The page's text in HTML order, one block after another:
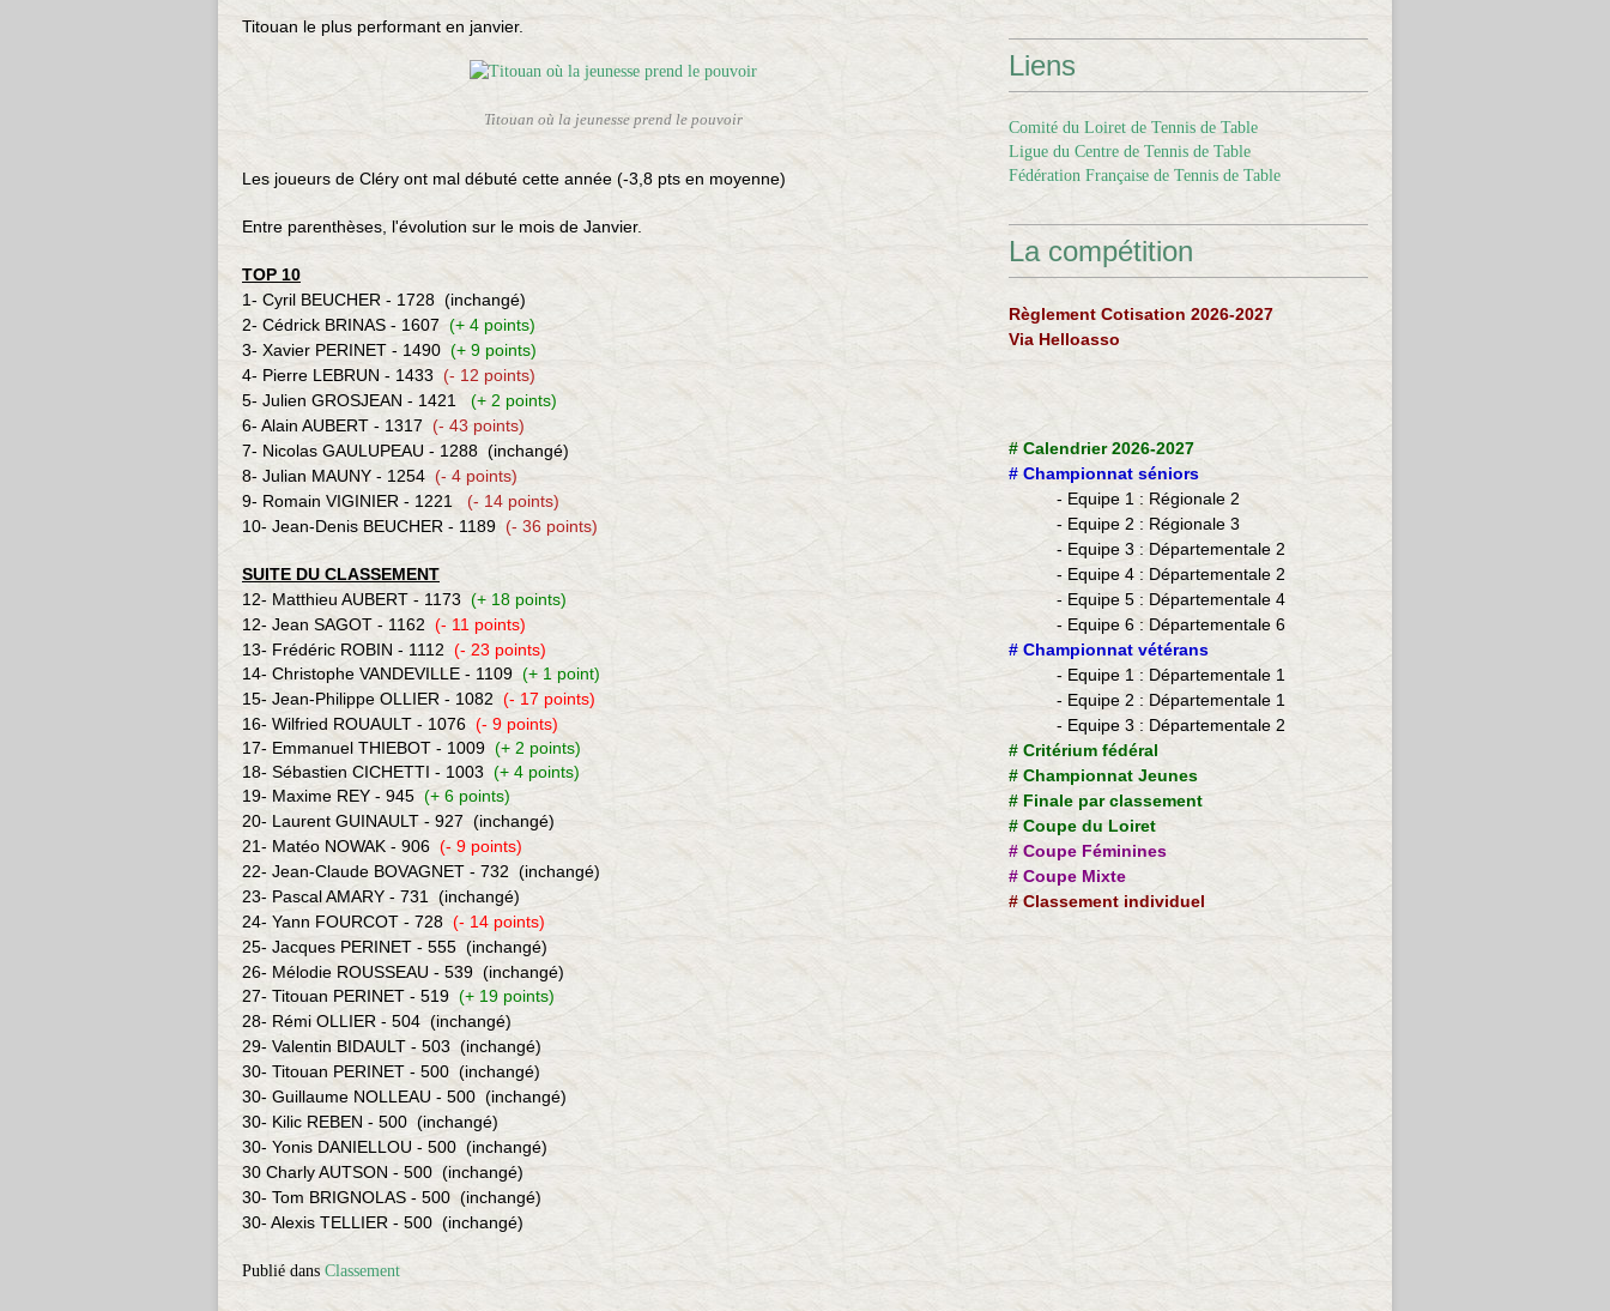
Titouan le plus performant en janvier.
Titouan où la jeunesse prend le pouvoir
Les joueurs de Cléry ont mal débuté cette année (-3,8 pts en moyenne)
Entre parenthèses, l'évolution sur le mois de Janvier.
TOP 10
1- Cyril BEUCHER - 1728 (inchangé)
2- Cédrick BRINAS - 1607(+ 4 points)
3- Xavier PERINET - 1490 (+ 9 points)
4- Pierre LEBRUN - 1433 (- 12 points)
5- Julien GROSJEAN - 1421
(+ 2 points)
6- Alain AUBERT - 1317 (- 43 points)
7- Nicolas GAULUPEAU - 1288 (inchangé)
8- Julian MAUNY - 1254 (- 4 points)
9- Romain VIGINIER - 1221
(- 14 points)
10- Jean-Denis BEUCHER - 1189 (- 36 points)
SUITE DU CLASSEMENT
12- Matthieu AUBERT - 1173 (+ 18 points)
12- Jean SAGOT - 1162 (- 11 points)
13- Frédéric ROBIN - 1112 (- 23 points)
14- Christophe VANDEVILLE - 1109 (+ 1 point)
15- Jean-Philippe OLLIER - 1082 (- 17 points)
16- Wilfried ROUAULT - 1076 (- 9 points)
17- Emmanuel THIEBOT - 1009 (+ 2 points)
18- Sébastien CICHETTI - 1003 (+ 4 points)
19- Maxime REY - 945 (+ 6 points)
20- Laurent GUINAULT - 927 (inchangé)
21- Matéo NOWAK - 906 (- 9 points)
22- Jean-Claude BOVAGNET - 732 (inchangé)
23- Pascal AMARY - 731 (inchangé)
24- Yann FOURCOT - 728 (- 14 points)
25- Jacques PERINET - 555 (inchangé)
26- Mélodie ROUSSEAU - 539 (inchangé)
27- Titouan PERINET - 519 (+ 19 points)
28- Rémi OLLIER - 504 (inchangé)
29- Valentin BIDAULT - 503 (inchangé)
30- Titouan PERINET - 500 (inchangé)
30- Guillaume NOLLEAU - 500 (inchangé)
30- Kilic REBEN - 500 (inchangé)
30- Yonis DANIELLOU - 500 (inchangé)
30 Charly AUTSON - 500 (inchangé)
30- Tom BRIGNOLAS - 500 (inchangé)
30- Alexis TELLIER - 500 (inchangé)
Publié dans Classement
Liens
Comité du Loiret de Tennis de Table
Ligue du Centre de Tennis de Table
Fédération Française de Tennis de Table
La compétition
Règlement Cotisation 2026-2027
Via Helloasso
# Calendrier 2026-2027
# Championnat séniors
- Equipe 1 : Régionale 2
- Equipe 2 : Régionale 3
- Equipe 3 : Départementale 2
- Equipe 4 : Départementale 2
- Equipe 5 : Départementale 4
- Equipe 6 : Départementale 6
​# Championnat vétérans
- ​Equipe 1 : Départementale 1
- Equipe 2 : Départementale 1
- Equipe 3 : Départementale 2
# Critérium fédéral
# Championnat Jeunes
# Finale par classement
# Coupe du Loiret
# Coupe Féminines
# Coupe Mixte
#Classement individuel